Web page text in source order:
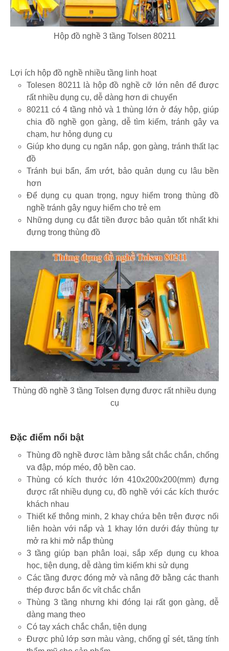
Hộp đồ nghề 3 tầng Tolsen 80211
Lợi ích hộp đồ nghề nhiều tầng linh hoạt
Tolesen 80211 là hộp đồ nghề cỡ lớn nên để được
rất nhiều dụng cụ, dễ dàng hơn di chuyển
80211 có 4 tầng nhỏ và 1 thùng lớn ở đáy hộp, giúp
chia đồ nghề gọn gàng, dễ tìm kiếm, tránh gây va
chạm, hư hỏng dụng cụ
Giúp kho dụng cụ ngăn nắp, gọn gàng, tránh thất lạc
đồ
Tránh bụi bẩn, ẩm ướt, bảo quản dụng cụ lâu bền
hơn
Để dụng cụ quan trọng, nguy hiểm trong thùng đồ
nghề tránh gây nguy hiểm cho trẻ em
Những dụng cụ đắt tiền được bảo quản tốt nhất khi
đựng trong thùng đồ
Thùng đồ nghề 3 tầng Tolsen đựng được rất nhiều dụng
cụ
Đặc điểm nổi bật
Thùng đồ nghề được làm bằng sắt chắc chắn, chống
va đập, móp méo, độ bền cao.
Thùng có kích thước lớn 410x200x200(mm) đựng
được rất nhiều dụng cụ, đồ nghề với các kích thước
khách nhau
Thiết kế thông minh, 2 khay chứa bên trên được nối
liên hoàn với nắp và 1 khay lớn dưới đáy thùng tự
mở ra khi mở nắp thùng
3 tầng giúp bạn phân loại, sắp xếp dụng cụ khoa
học, tiện dụng, dễ dàng tìm kiếm khi sử dụng
Các tầng được đóng mở và nâng đỡ bằng các thanh
thép được bắn ốc vít chắc chắn
Thùng 3 tầng nhưng khi đóng lại rất gọn gàng, dễ
dàng mang theo
Có tay xách chắc chắn, tiện dụng
Được phủ lớp sơn màu vàng, chống gỉ sét, tăng tính